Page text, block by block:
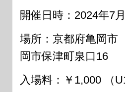
開催日時：2024年7
場所：京都府亀岡
岡市保津町泉口16
入場料：￥1,000 （